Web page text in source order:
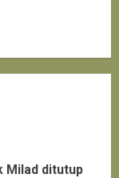
Milad ditutup